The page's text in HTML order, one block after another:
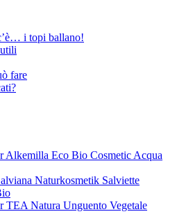
i topi ballano!
fare
Alkemilla Eco Bio Cosmetic Acqua
Naturkosmetik Salviette
TEA Natura Unguento Vegetale